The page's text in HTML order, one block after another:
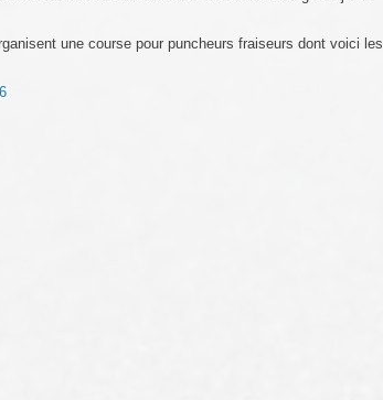
une course pour puncheurs fraiseurs dont voici les